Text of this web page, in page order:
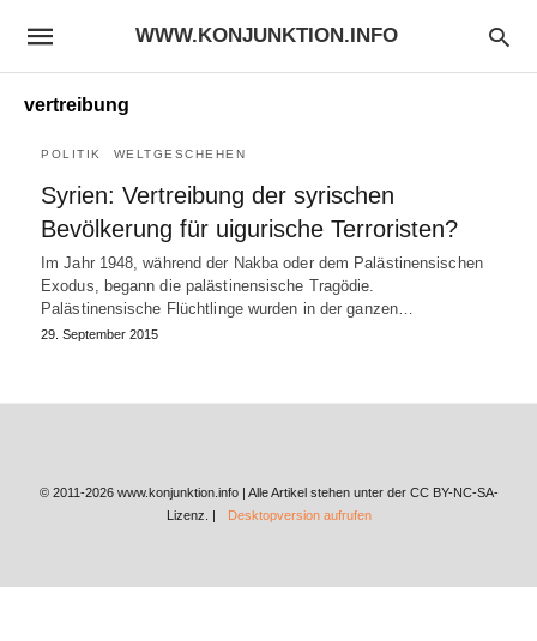
WWW.KONJUNKTION.INFO
vertreibung
POLITIK WELTGESCHEHEN
Syrien: Vertreibung der syrischen
Bevölkerung für uigurische Terroristen?
Im Jahr 1948, während der Nakba oder dem Palästinensischen
Exodus, begann die palästinensische Tragödie.
Palästinensische Flüchtlinge wurden in der ganzen…
29. September 2015
© 2011-2026 www.konjunktion.info | Alle Artikel stehen unter der CC BY-NC-SA-
Lizenz. |
Desktopversion aufrufen